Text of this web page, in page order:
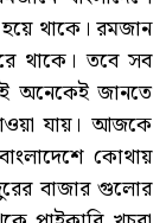
থাকে। রমজান
থাকে। তবে সব
অনেকেই জানতে
যায়। আজকে
কোথায়
বাজার গুলোর